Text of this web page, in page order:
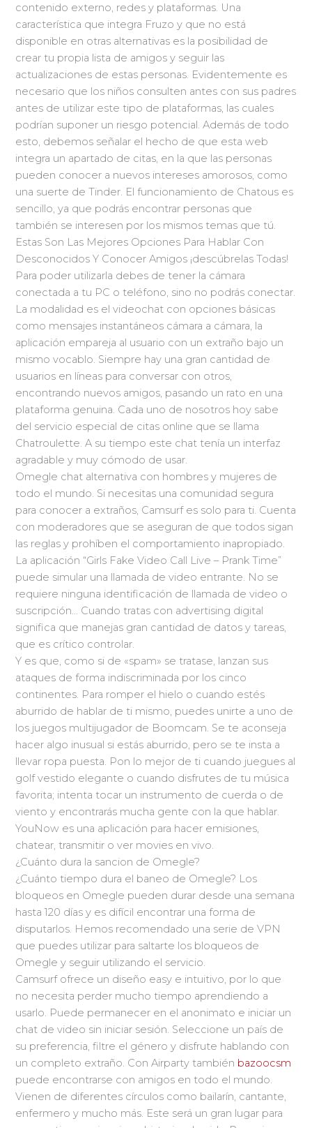
contenido externo, redes y plataformas. Una
característica que integra Fruzo y que no está
disponible en otras alternativas es la posibilidad de
crear tu propia lista de amigos y seguir las
actualizaciones de estas personas. Evidentemente es
necesario que los niños consulten antes con sus padres
antes de utilizar este tipo de plataformas, las cuales
podrían suponer un riesgo potencial. Además de todo
esto, debemos señalar el hecho de que esta web
integra un apartado de citas, en la que las personas
pueden conocer a nuevos intereses amorosos, como
una suerte de Tinder. El funcionamiento de Chatous es
sencillo, ya que podrás encontrar personas que
también se interesen por los mismos temas que tú.
Estas Son Las Mejores Opciones Para Hablar Con
Desconocidos Y Conocer Amigos ¡descúbrelas Todas!
Para poder utilizarla debes de tener la cámara
conectada a tu PC o teléfono, sino no podrás conectar.
La modalidad es el videochat con opciones básicas
como mensajes instantáneos cámara a cámara, la
aplicación empareja al usuario con un extraño bajo un
mismo vocablo. Siempre hay una gran cantidad de
usuarios en líneas para conversar con otros,
encontrando nuevos amigos, pasando un rato en una
plataforma genuina. Cada uno de nosotros hoy sabe
del servicio especial de citas online que se llama
Chatroulette. A su tiempo este chat tenía un interfaz
agradable y muy cómodo de usar.
Omegle chat alternativa con hombres y mujeres de
todo el mundo. Si necesitas una comunidad segura
para conocer a extraños, Camsurf es solo para ti. Cuenta
con moderadores que se aseguran de que todos sigan
las reglas y prohíben el comportamiento inapropiado.
La aplicación “Girls Fake Video Call Live – Prank Time”
puede simular una llamada de video entrante. No se
requiere ninguna identificación de llamada de video o
suscripción… Cuando tratas con advertising digital
significa que manejas gran cantidad de datos y tareas,
que es crítico controlar.
Y es que, como si de «spam» se tratase, lanzan sus
ataques de forma indiscriminada por los cinco
continentes. Para romper el hielo o cuando estés
aburrido de hablar de ti mismo, puedes unirte a uno de
los juegos multijugador de Boomcam. Se te aconseja
hacer algo inusual si estás aburrido, pero se te insta a
llevar ropa puesta. Pon lo mejor de ti cuando juegues al
golf vestido elegante o cuando disfrutes de tu música
favorita; intenta tocar un instrumento de cuerda o de
viento y encontrarás mucha gente con la que hablar.
YouNow es una aplicación para hacer emisiones,
chatear, transmitir o ver movies en vivo.
¿Cuánto dura la sancion de Omegle?
¿Cuánto tiempo dura el baneo de Omegle? Los
bloqueos en Omegle pueden durar desde una semana
hasta 120 días y es difícil encontrar una forma de
disputarlos. Hemos recomendado una serie de VPN
que puedes utilizar para saltarte los bloqueos de
Omegle y seguir utilizando el servicio.
Camsurf ofrece un diseño easy e intuitivo, por lo que
no necesita perder mucho tiempo aprendiendo a
usarlo. Puede permanecer en el anonimato e iniciar un
chat de video sin iniciar sesión. Seleccione un país de
su preferencia, filtre el género y disfrute hablando con
un completo extraño. Con Airparty también bazoocsm
puede encontrarse con amigos en todo el mundo.
Vienen de diferentes círculos como bailarín, cantante,
enfermero y mucho más. Este será un gran lugar para